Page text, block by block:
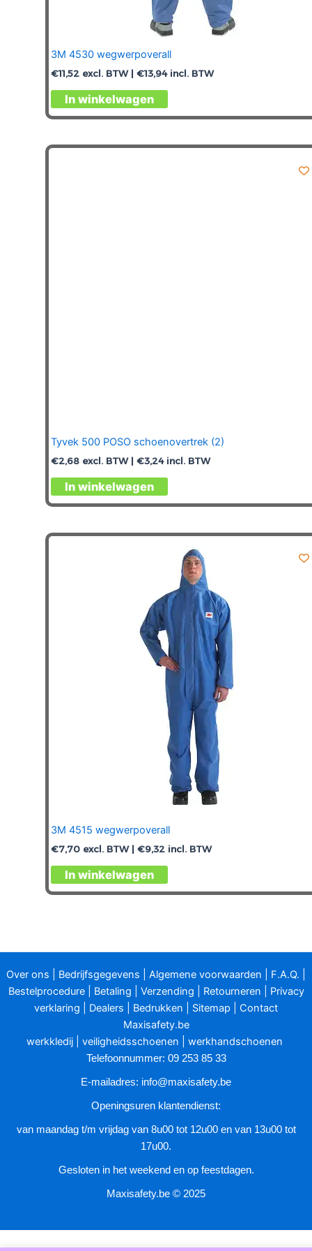
3M 4530 wegwerpoverall
€11,52 excl. BTW | €13,94incl. BTW
In winkelwagen
Dit
product
meerdere
Tyvek 500 POSO schoenovertrek (2)
€2,68 excl. BTW | €3,24incl. BTW
In winkelwagen
Dit
product
meerdere
variaties.
Deze
optie
kan
gekozen
worden
op
de
productpagina
3M 4515 wegwerpoverall
€7,70 excl. BTW | €9,32 incl. BTW
In winkelwagen
Dit
product
Deze
kan
gekozen
worden
de
Over ons Bedrijfsgegevens Algemene voorwaarden F.A.Q.
Bestelprocedure| Betaling Verzending Retourneren
Privacy
verklaring
Dealers Bedrukken Sitemap
Contact
Maxisafety.be
werkkledij
veiligheidsschoenen werkhandschoenen
Telefoonnummer: 09 253 85 33
E-mailadres: info@maxisafety.be
Openingsuren klantendienst:
van maandag t/m vrijdag van 8u00 tot 12u00 en van 13u00 tot
17u00.
Gesloten in het weekend en op feestdagen.
Maxisafety.be © 2025